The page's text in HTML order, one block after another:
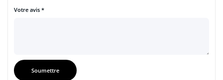
Votre avis *